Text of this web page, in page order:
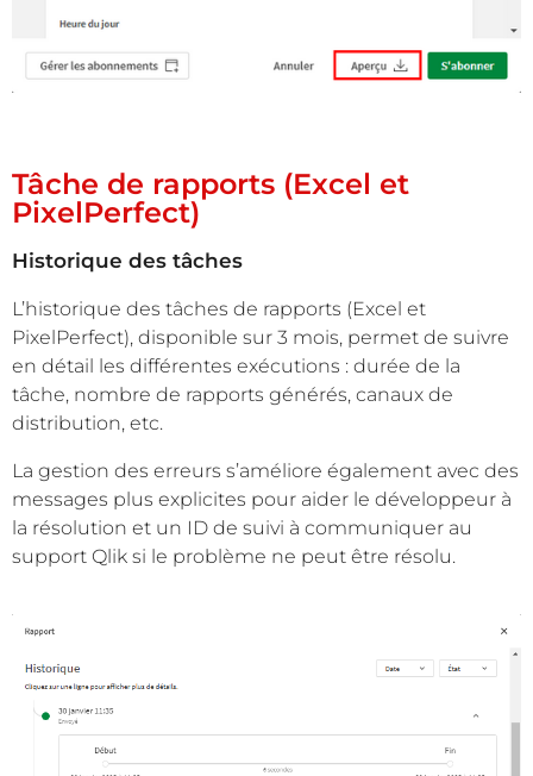
Tâche de rapports (Excel et
PixelPerfect)
Historique des tâches
L’historique des tâches de rapports (Excel et
PixelPerfect), disponible sur 3 mois, permet de suivre
en détail les différentes exécutions : durée de la
tâche, nombre de rapports générés, canaux de
distribution, etc.
La gestion des erreurs s’améliore également avec des
messages plus explicites pour aider le développeur à
la résolution et un ID de suivi à communiquer au
support Qlik si le problème ne peut être résolu.